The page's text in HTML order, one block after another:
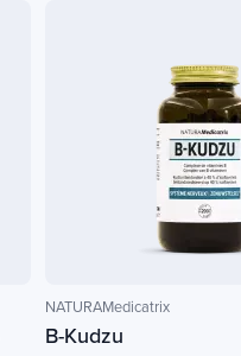
NATURAMedicatrix
B-Kudzu